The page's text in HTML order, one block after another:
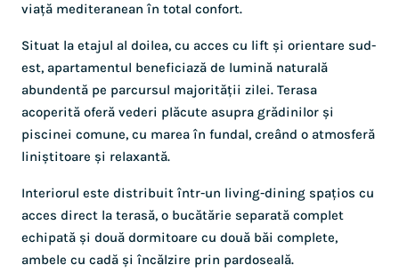
viață mediteranean în total confort.
Situat la etajul al doilea, cu acces cu lift și orientare sud-
est, apartamentul beneficiază de lumină naturală
abundentă pe parcursul majorității zilei. Terasa
acoperită oferă vederi plăcute asupra grădinilor și
piscinei comune, cu marea în fundal, creând o atmosferă
liniștitoare și relaxantă.
Interiorul este distribuit într-un living-dining spațios cu
acces direct la terasă, o bucătărie separată complet
echipată și două dormitoare cu două băi complete,
ambele cu cadă și încălzire prin pardoseală.